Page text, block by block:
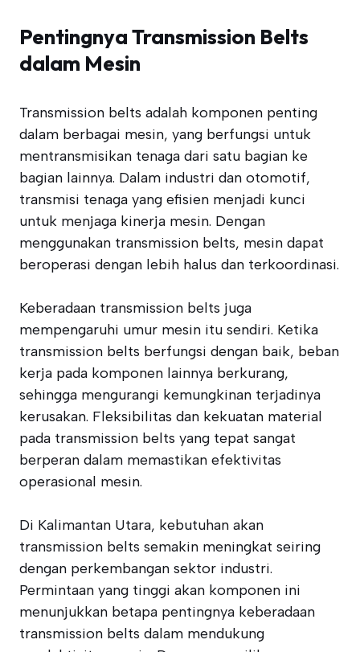
Pentingnya Transmission Belts
dalam Mesin
Transmission belts adalah komponen penting
dalam berbagai mesin, yang berfungsi untuk
mentransmisikan tenaga dari satu bagian ke
bagian lainnya. Dalam industri dan otomotif,
transmisi tenaga yang efisien menjadi kunci
untuk menjaga kinerja mesin. Dengan
menggunakan transmission belts, mesin dapat
beroperasi dengan lebih halus dan terkoordinasi.
Keberadaan transmission belts juga
mempengaruhi umur mesin itu sendiri. Ketika
transmission belts berfungsi dengan baik, beban
kerja pada komponen lainnya berkurang,
sehingga mengurangi kemungkinan terjadinya
kerusakan. Fleksibilitas dan kekuatan material
pada transmission belts yang tepat sangat
berperan dalam memastikan efektivitas
operasional mesin.
Di Kalimantan Utara, kebutuhan akan
transmission belts semakin meningkat seiring
dengan perkembangan sektor industri.
Permintaan yang tinggi akan komponen ini
menunjukkan betapa pentingnya keberadaan
transmission belts dalam mendukung